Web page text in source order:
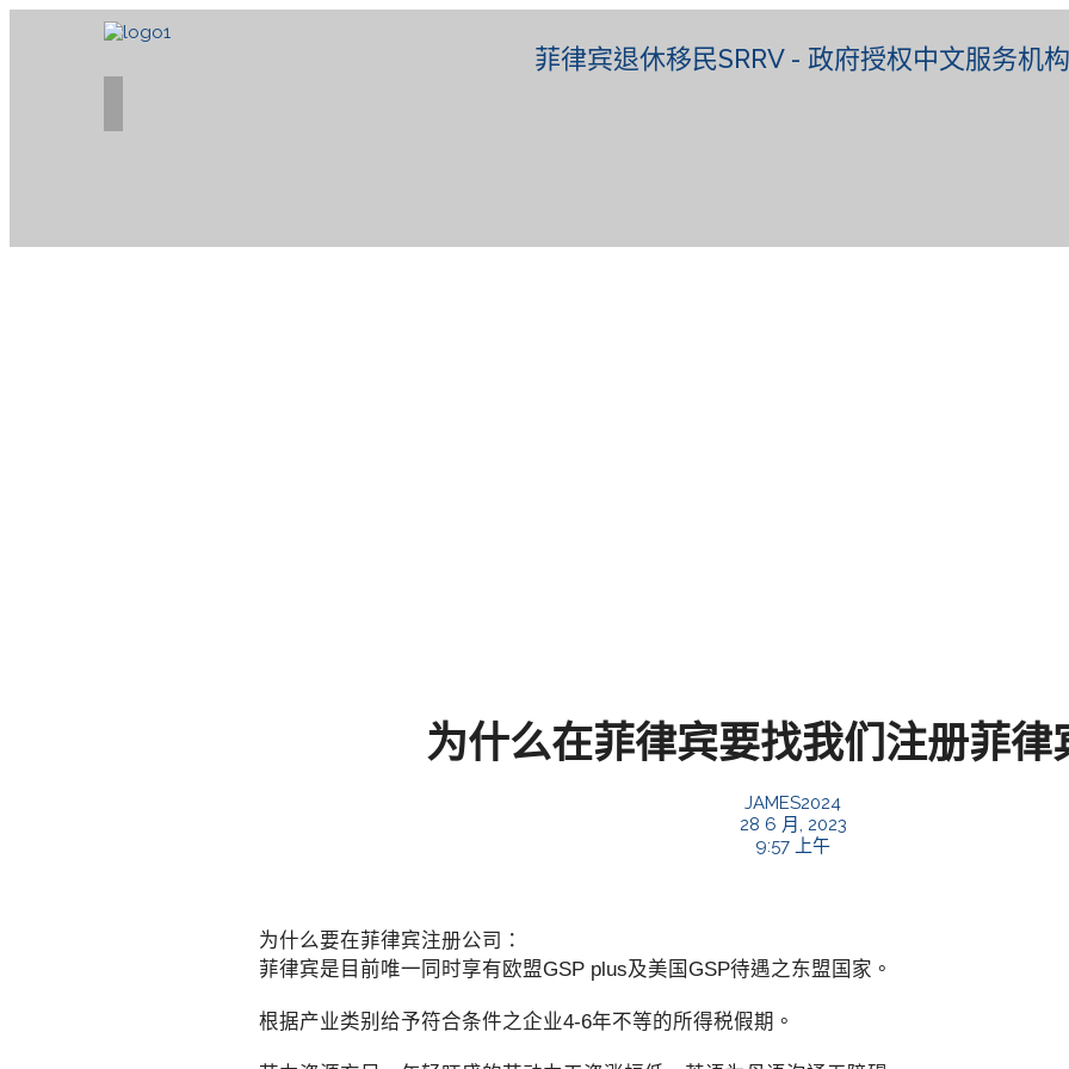
菲律宾退休移民SRRV - 政府授权中文服务机构
为什么在菲律宾要找我们注册菲律
JAMES2024
28 6 月, 2023
9:57 上午
为什么要在菲律宾注册公司：
菲律宾是目前唯一同时享有欧盟GSP plus及美国GSP待遇之东盟国家。
根据产业类别给予符合条件之企业4-6年不等的所得税假期。